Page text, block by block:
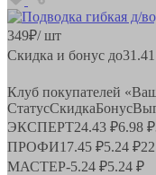
349₽/ шт
Скидка и бонус до31.41
Клуб покупателей
СтатусСкидкаБонус
ЭКСПЕРТ24.43 ₽6.98 ₽
ПРОФИ17.45 ₽5.24 ₽
МАСТЕР-5.24 ₽5.24 ₽